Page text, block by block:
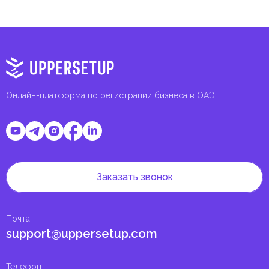
Онлайн-платформа по регистрации бизнеса в ОАЭ
Телефон:
Почта:
support@uppersetup.com
Заказать звонок